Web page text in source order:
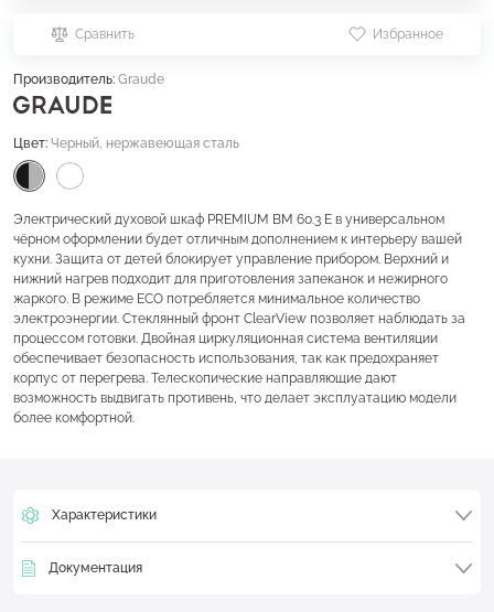
Сравнить Избранное
Производитель: Graude
Цвет: Черный, нержавеющая сталь
Электрический духовой шкаф PREMIUM BM 60.3 E в универсальном
чёрном оформлении будет отличным дополнением к интерьеру вашей
кухни. Защита от детей блокирует управление прибором. Верхний и
нижний нагрев подходит для приготовления запеканок и нежирного
жаркого. В режиме ECO потребляется минимальное количество
электроэнергии. Стеклянный фронт ClearView позволяет наблюдать за
процессом готовки. Двойная циркуляционная система вентиляции
обеспечивает безопасность использования, так как предохраняет
корпус от перегрева. Телескопические направляющие дают
возможность выдвигать противень, что делает эксплуатацию модели
более комфортной.
Характеристики
Документация